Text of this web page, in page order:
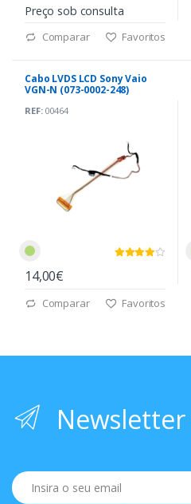
Preço sob consulta
Comparar Favoritos
Cabo LVDS LCD Sony Vaio
VGN-N (073-0002-248)
REF:00464
14,00€
Comparar Favoritos
Newsletter
Email